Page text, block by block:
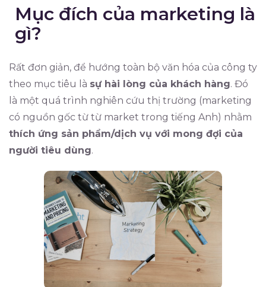
Mục đích của marketing là
gì?
Rất đơn giản, để hướng toàn bộ văn hóa của công ty
theo mục tiêu là sự hài lòng của khách hàng. Đó
là một quá trình nghiên cứu thị trường (marketing
có nguồn gốc từ từ market trong tiếng Anh) nhằm
thích ứng sản phẩm/dịch vụ với mong đợi của
người tiêu dùng.